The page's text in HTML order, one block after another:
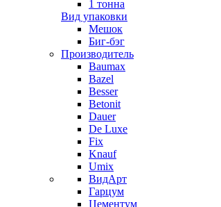
1 тонна
Вид упаковки
Мешок
Биг-бэг
Производитель
Baumax
Bazel
Besser
Betonit
Dauer
De Luxe
Fix
Knauf
Umix
ВидАрт
Гарцум
Цементум